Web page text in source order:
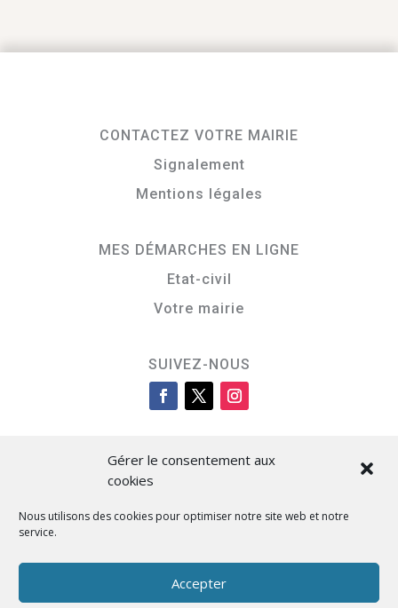
Gérer le consentement aux
cookies
Nous utilisons des cookies pour optimiser notre site web et notre
service.
Accepter
CONTACTEZ VOTRE MAIRIE
Signalement
Mentions légales
MES DÉMARCHES EN LIGNE
Etat-civil
Votre mairie
SUIVEZ-NOUS
Cità di L’Isula